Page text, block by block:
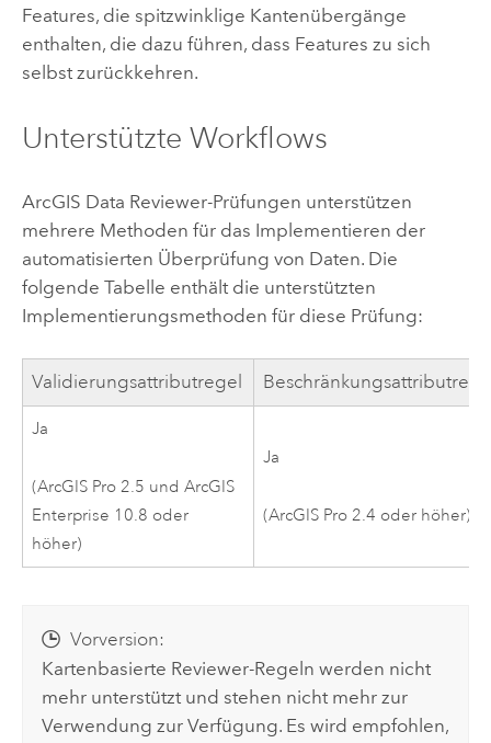
Features, die spitzwinklige Kantenübergänge
enthalten, die dazu führen, dass Features zu sich
selbst zurückkehren.
Unterstützte Workflows
ArcGIS Data Reviewer-Prüfungen unterstützen
mehrere Methoden für das Implementieren der
automatisierten Überprüfung von Daten. Die
folgende Tabelle enthält die unterstützten
Implementierungsmethoden für diese Prüfung:
Validierungsattributregel
Ja
(ArcGIS Pro 2.5 undArcGIS
Enterprise 10.8 oder
höher)
Ja
(ArcGIS Pro 2.4 oder höher)
Vorversion:
Kartenbasierte Reviewer-Regeln werden nicht
mehr unterstützt und stehen nicht mehr zur
Verwendung zur Verfügung. Es wird empfohlen,